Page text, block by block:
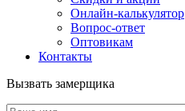
Онлайн-калькулятор
Вопрос-ответ
Оптовикам
Контакты
Вызвать замерщика